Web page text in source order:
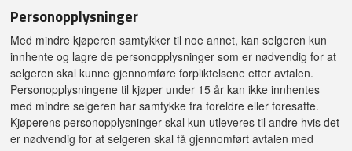
Personopplysninger
Med mindre kjøperen samtykker til noe annet, kan selgeren kun
innhente og lagre de personopplysninger som er nødvendig for at
selgeren skal kunne gjennomføre forpliktelsene etter avtalen.
Personopplysningene til kjøper under 15 år kan ikke innhentes
med mindre selgeren har samtykke fra foreldre eller foresatte.
Kjøperens personopplysninger skal kun utleveres til andre hvis det
er nødvendig for at selgeren skal få gjennomført avtalen med